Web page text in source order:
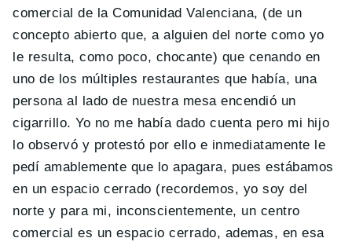
comercial de la Comunidad Valenciana, (de un
concepto abierto que, a alguien del norte como yo
le resulta, como poco, chocante) que cenando en
uno de los múltiples restaurantes que había, una
persona al lado de nuestra mesa encendió un
cigarrillo. Yo no me había dado cuenta pero mi hijo
lo observó y protestó por ello e inmediatamente le
pedí amablemente que lo apagara, pues estábamos
en un espacio cerrado (recordemos, yo soy del
norte y para mi, inconscientemente, un centro
comercial es un espacio cerrado, ademas, en esa